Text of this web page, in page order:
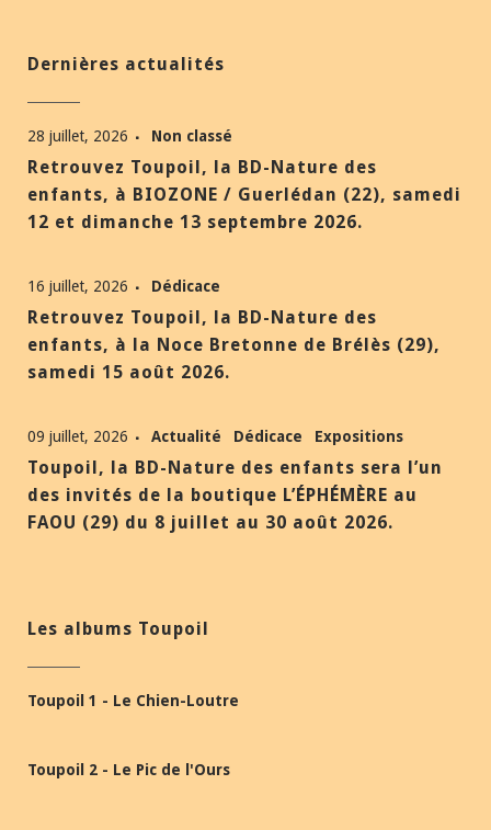
Dernières actualités
28 juillet, 2026 Non classé
Retrouvez Toupoil, la BD-Nature des
enfants, à BIOZONE / Guerlédan (22), samedi
12 et dimanche 13 septembre 2026.
16 juillet, 2026 Dédicace
Retrouvez Toupoil, la BD-Nature des
enfants, à la Noce Bretonne de Brélès (29),
samedi 15 août 2026.
09 juillet, 2026 Actualité Dédicace Expositions
Toupoil, la BD-Nature des enfants sera l’un
des invités de la boutique L’ÉPHÉMÈRE au
FAOU (29) du 8 juillet au 30 août 2026.
Les albums Toupoil
Toupoil 1 - Le Chien-Loutre
Toupoil 2 - Le Pic de l'Ours